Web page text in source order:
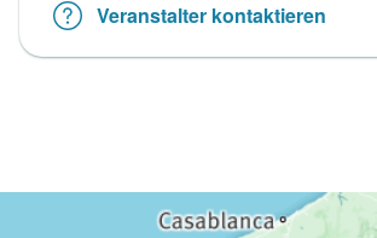
Veranstalter kontaktieren